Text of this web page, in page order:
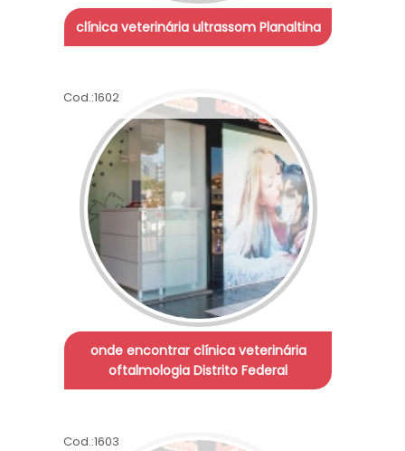
clínica veterinária ultrassom Planaltina
Cod.:1602
onde encontrar clínica veterinária
oftalmologia Distrito Federal
Cod.:1603